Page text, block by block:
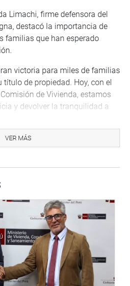
Limachi, firme defensora del
destacó la importancia de
familias que han esperado
victoria para miles de familias
título de propiedad. Hoy, con el
de Vivienda, estamos
y devolver la tranquilidad a
sino también la oportunidad de
y mejorar su calidad de vida”,
medida que beneficiará a
nacional.
los congresistas de la
su voto unánime, demostrando
podemos transformar la
más lo necesitan”, expresó
VER MÁS